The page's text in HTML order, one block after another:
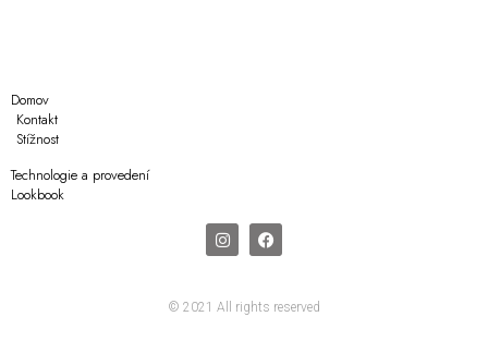
Domov
Kontakt
Stížnost
Technologie a provedení
Lookbook
© 2021 All rights reserved